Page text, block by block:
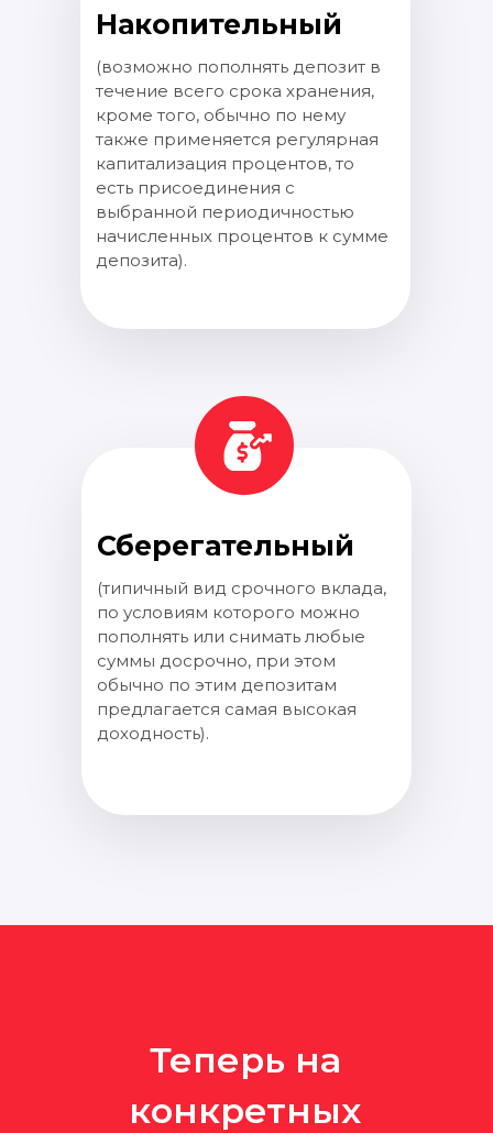
(возможно пополнять депозит в
течение всего срока хранения,
кроме того, обычно по нему
также применяется регулярная
капитализация процентов, то
есть присоединения с
выбранной периодичностью
начисленных процентов к сумме
депозита).
Накопительный
Сберегательный
(типичный вид срочного вклада,
по условиям которого можно
пополнять или снимать любые
суммы досрочно, при этом
обычно по этим депозитам
предлагается самая высокая
доходность).
Теперь на
конкретных